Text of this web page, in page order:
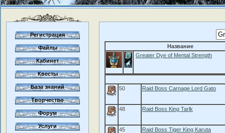
Регистрация
Файлы
Кабинет
Квесты
База знаний
Творчество
Форум
Услуги
Название
Greater Dye of Mental Strength
50 Raid Boss Carnage Lord Gato
48 Raid Boss King Tarlk
45 Raid Boss Tiger King Karuta